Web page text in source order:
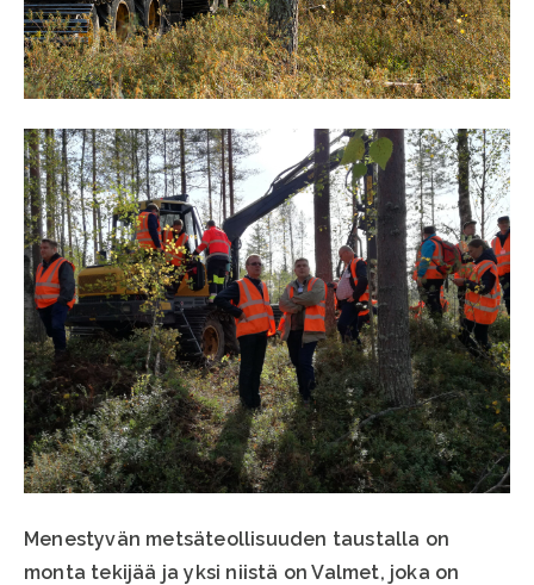
Menestyvän metsäteollisuuden taustalla on
monta tekijää ja yksi niistä on Valmet, joka on